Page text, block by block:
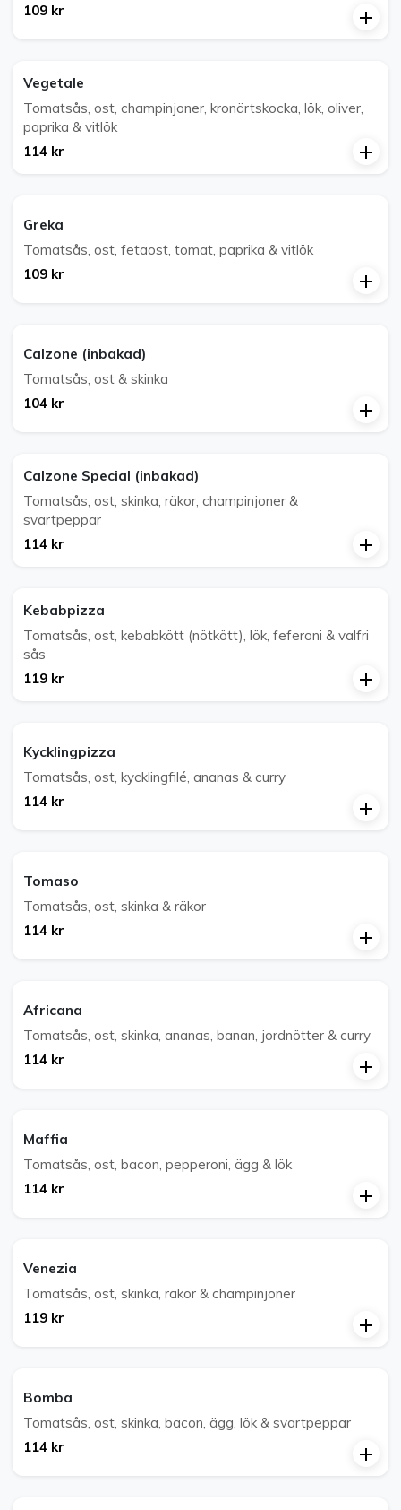
109 kr
Vegetale
Tomatsås, ost, champinjoner, kronärtskocka, lök, oliver,
paprika & vitlök
114 kr
Greka
Tomatsås, ost, fetaost, tomat, paprika & vitlök
109 kr
Calzone (inbakad)
Tomatsås, ost & skinka
104 kr
Calzone Special (inbakad)
Tomatsås, ost, skinka, räkor, champinjoner &
svartpeppar
114 kr
Kebabpizza
Tomatsås, ost, kebabkött (nötkött), lök, feferoni & valfri
sås
119 kr
Kycklingpizza
Tomatsås, ost, kycklingfilé, ananas & curry
114 kr
Tomaso
Tomatsås, ost, skinka & räkor
114 kr
Africana
Tomatsås, ost, skinka, ananas, banan, jordnötter & curry
114 kr
Maffia
Tomatsås, ost, bacon, pepperoni, ägg & lök
114 kr
Venezia
Tomatsås, ost, skinka, räkor & champinjoner
119 kr
Bomba
Tomatsås, ost, skinka, bacon, ägg, lök & svartpeppar
114 kr